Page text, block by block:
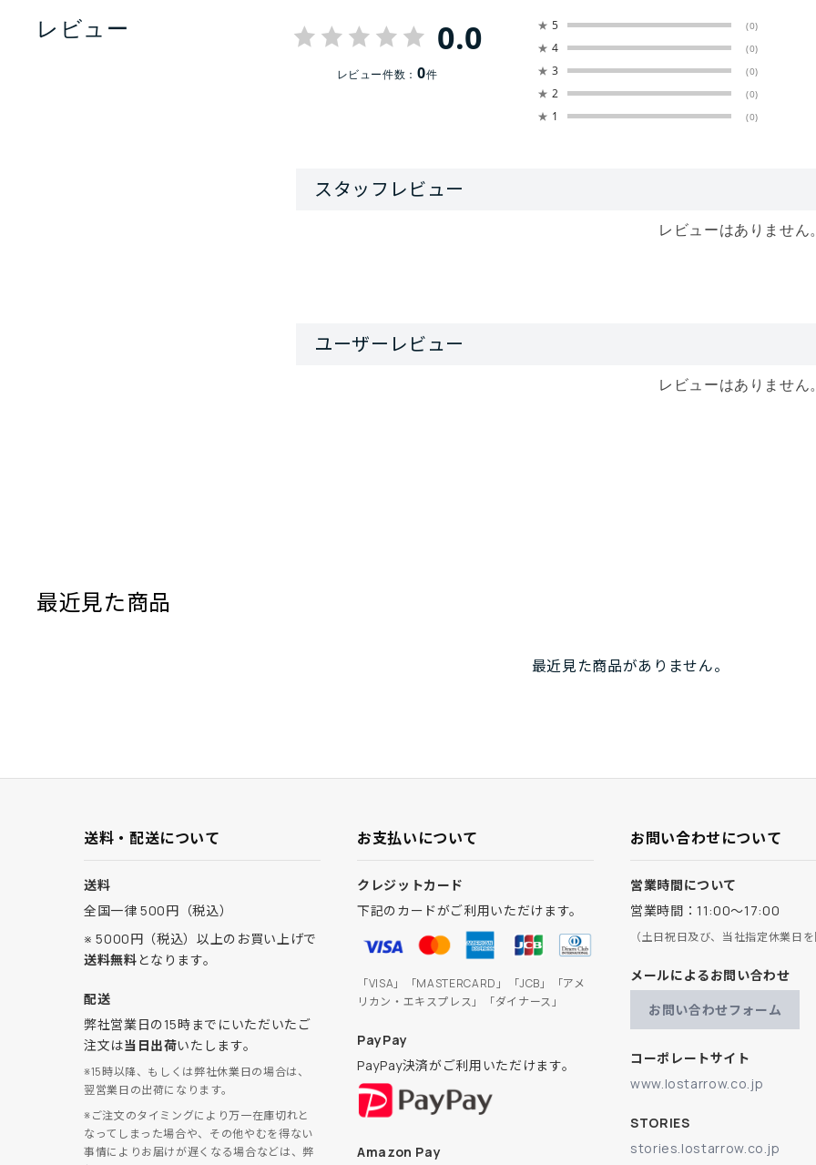
レビュー 0.0
レビュー件数：0件
★ 5 (0)
★ 4 (0)
★ 3 (0)
★ 2 (0)
★ 1 (0)
レビューはありません
レビューはありません
最近見た商品
最近見た商品がありません。
送料・配送について
送料
全国一律 500円（税込）
※ 5000円（税込）以上のお買い上げで
送料無料となります。
配送
弊社営業日の15時までにいただいたご
注文は当日出荷いたします。
※15時以降、もしくは弊社休業日の場合は、
翌営業日の出荷になります。
※ご注文のタイミングにより万一在庫切れと
なってしまった場合や、その他やむを得ない
事情によりお届けが遅くなる場合などは、弊
お支払いについて
クレジットカード
下記のカードがご利用いただけます。
「VISA」「MASTERCARD」「JCB」「アメ
リカン・エキスプレス」「ダイナース」
PayPay
PayPay決済がご利用いただけます。
Amazon Pay
お問い合わせについて
営業時間について
営業時間：11:00～17:00
（土日祝日及び、当社指定休業日
メールによるお問い合わせ
お問い合わせフォーム
コーポレートサイト
www.lostarrow.co.jp
STORIES
stories.lostarrow.co.jp